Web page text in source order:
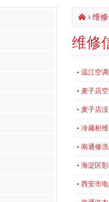
󰄫› 维
维修
• 温江空
• 麦子店
• 麦子店
• 冷藏柜
• 南通修
• 海淀区
• 西安市